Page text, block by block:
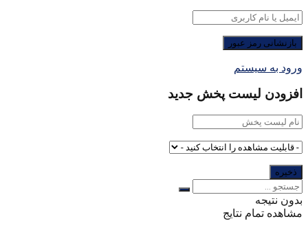
ورود به سیستم
افزودن لیست پخش جدید
بدون نتیجه
مشاهده تمام نتایج